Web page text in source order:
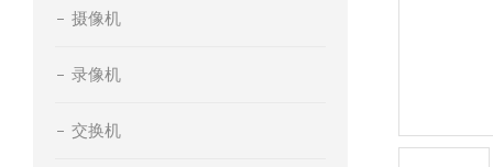
摄像机
录像机
交换机